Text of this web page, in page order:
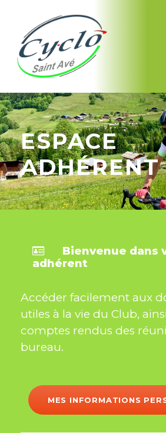
ESPACE
ADHÉRENT
Bienvenue dans
adhérent
Accéder facilement aux
utiles à la vie du Club,
comptes rendus des
bureau.
MES INFORMATIONS